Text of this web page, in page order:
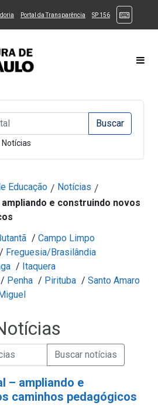
menu principal Ir para busca 3
um novo sítio)
(Link para um novo sítio)
Portal da Transparência (Link para um novo sítio)
SP 156(Link para um
de informações
Enviar a Busca
Notícias
Educação / Notícias /
e construindo novos
/ Campo Limpo
/ Freguesia/Brasilândia
/ Itaquera
/ Penha / Pirituba / Santo Amaro
de Notícias
de informaçõesEnviar a Busca de Notícias
– ampliando e
caminhos pedagógicos